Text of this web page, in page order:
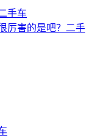
手车
厉害的是吧？二手